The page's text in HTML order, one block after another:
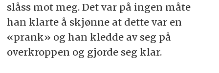
slåss mot meg. Det var på ingen måte
han klarte å skjønne at dette var en
«prank» og han kledde av seg på
overkroppen og gjorde seg klar.